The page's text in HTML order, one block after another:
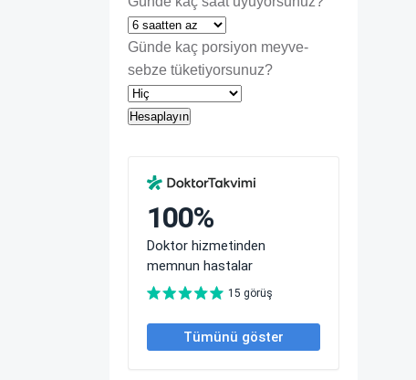
Günde kaç porsiyon meyve-
sebze tüketiyorsunuz?
Hesaplayın